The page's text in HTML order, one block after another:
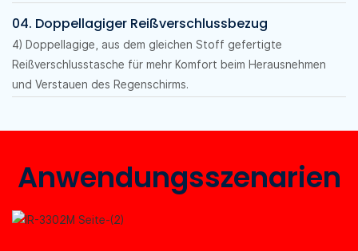
04. Doppellagiger Reißverschlussbezug
4) Doppellagige, aus dem gleichen Stoff gefertigte
Reißverschlusstasche für mehr Komfort beim Herausnehmen
und Verstauen des Regenschirms.
Anwendungsszenarien